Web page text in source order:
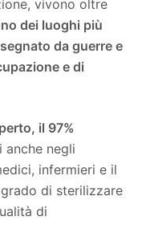
vivono oltre
dei luoghi più
da guerre e
e di
il 97%
anche negli
infermieri e il
di sterilizzare
di